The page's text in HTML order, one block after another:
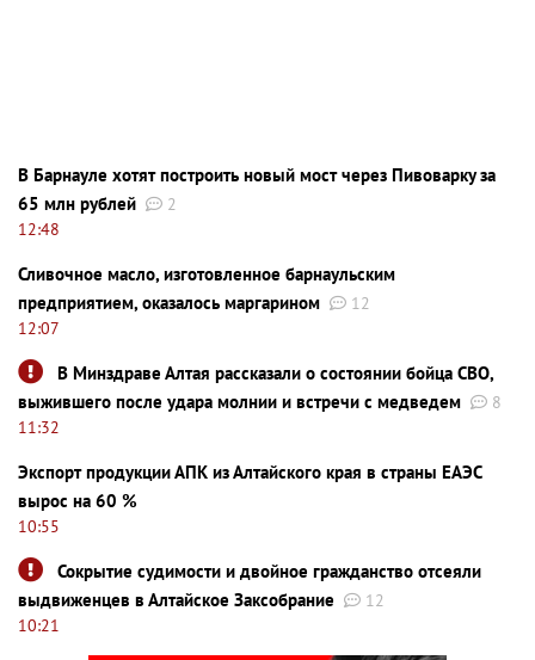
В Барнауле хотят построить новый мост через Пивоварку за
65 млн рублей
2
12:48
Сливочное масло, изготовленное барнаульским
предприятием, оказалось маргарином
12
12:07
В Минздраве Алтая рассказали о состоянии бойца СВО,
выжившего после удара молнии и встречи с медведем
8
11:32
Экспорт продукции АПК из Алтайского края в страны ЕАЭС
вырос на 60 %
10:55
Сокрытие судимости и двойное гражданство отсеяли
выдвиженцев в Алтайское Заксобрание
12
10:21